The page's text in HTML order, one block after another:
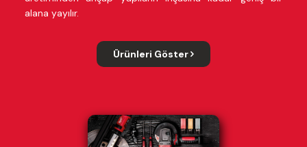
alana yayılır.
Ürünleri Göster